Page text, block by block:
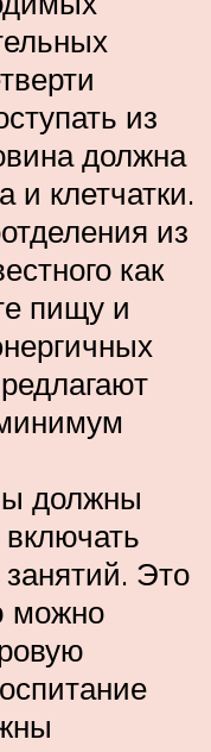
из
должна
и клетчатки.
из
как
пищу и
должны
Это
можно